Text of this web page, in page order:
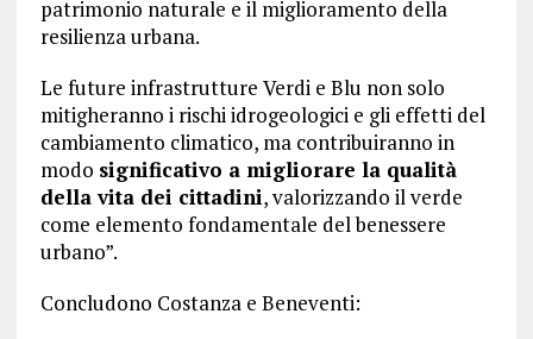
patrimonio naturale e il miglioramento della
resilienza urbana.
Le future infrastrutture Verdi e Blu non solo
mitigheranno i rischi idrogeologici e gli effetti del
cambiamento climatico, ma contribuiranno in
modo significativo a migliorare la qualità
della vita dei cittadini, valorizzando il verde
come elemento fondamentale del benessere
urbano”.
Concludono Costanza e Beneventi: